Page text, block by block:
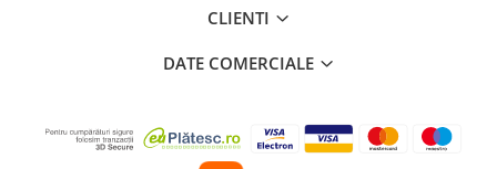
CLIENTI
DATE COMERCIALE